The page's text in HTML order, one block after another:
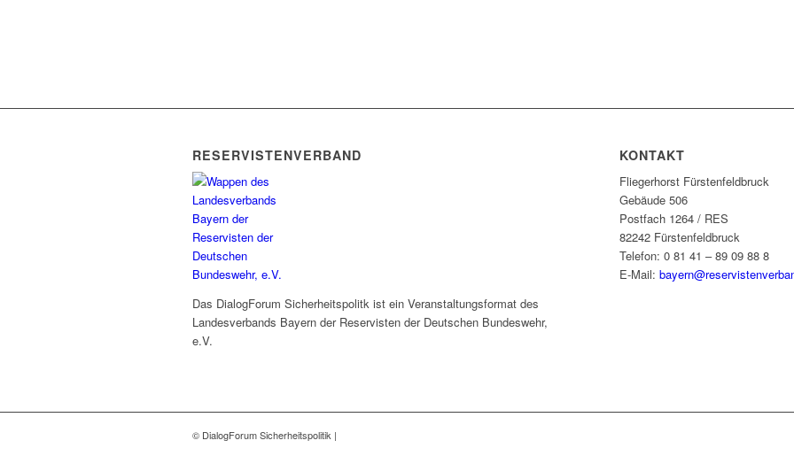
RESERVISTENVERBAND
Das DialogForum Sicherheitspolitk ist ein Veranstaltungsformat des
Landesverbands Bayern der Reservisten der Deutschen Bundeswehr,
e.V.
KONTAKT
Fliegerhorst Fürstenfeldbruck
Gebäude 506
Postfach 1264 / RES
82242 Fürstenfeldbruck
Telefon: 0 81 41 – 89 09 88 8
E-Mail:
© DialogForum Sicherheitspolitik |